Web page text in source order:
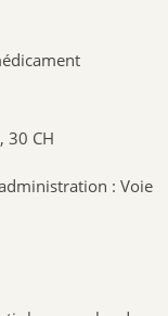
30 CH
: Voie